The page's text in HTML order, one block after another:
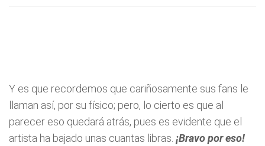
Y es que recordemos que cariñosamente sus fans le
llaman así, por su físico; pero, lo cierto es que al
parecer eso quedará atrás, pues es evidente que el
artista ha bajado unas cuantas libras. ¡Bravo por eso!